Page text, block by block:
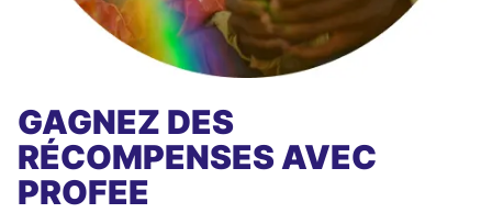
GAGNEZ DES
RÉCOMPENSES AVEC
PROFEE